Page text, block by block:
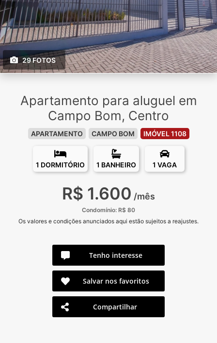
29 FOTOS
Apartamento para aluguel em
Campo Bom, Centro
APARTAMENTO CAMPO BOM IMÓVEL 1108
1 DORMITÓRIO 1 BANHEIRO 1 VAGA
R$ 1.600 /mês
Condomínio: R$ 80
Os valores e condições anunciados aqui estão sujeitos a reajustes.
Tenho interesse
Salvar nos favoritos
Compartilhar